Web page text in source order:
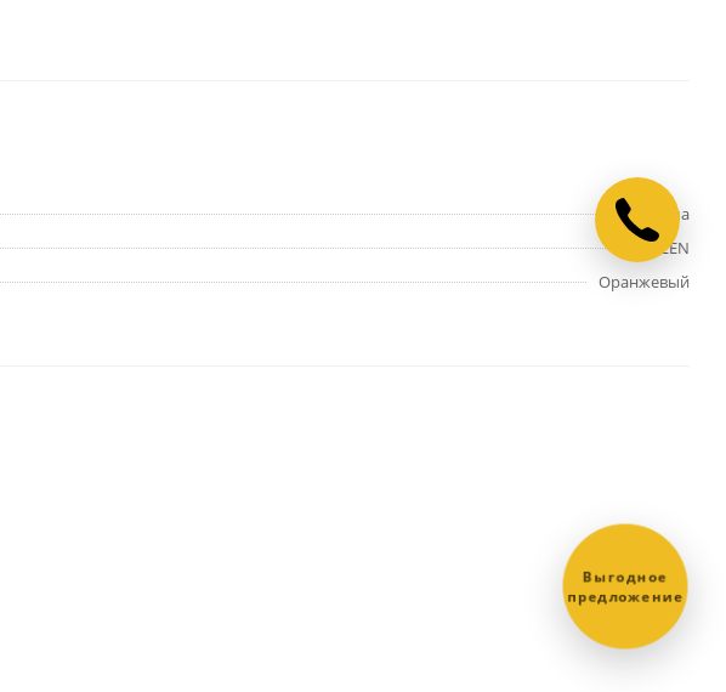
Зима
SINLEN
Оранжевый
Выгодное
предложение